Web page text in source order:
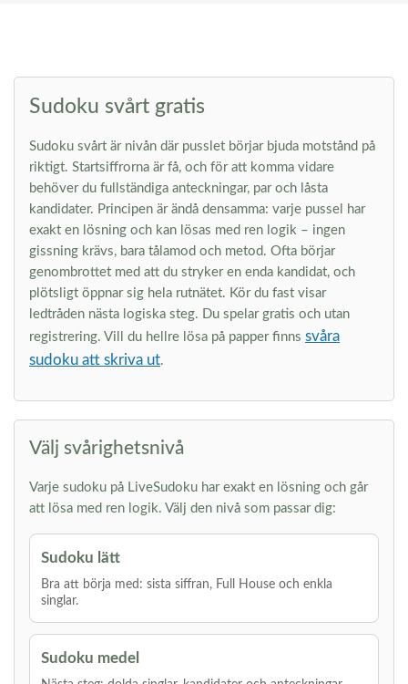
Sudoku svårt gratis
Sudoku svårt är nivån där pusslet börjar bjuda motstånd på
riktigt. Startsiffrorna är få, och för att komma vidare
behöver du fullständiga anteckningar, par och låsta
kandidater. Principen är ändå densamma: varje pussel har
exakt en lösning och kan lösas med ren logik – ingen
gissning krävs, bara tålamod och metod. Ofta börjar
genombrottet med att du stryker en enda kandidat, och
plötsligt öppnar sig hela rutnätet. Kör du fast visar
ledtråden nästa logiska steg. Du spelar gratis och utan
registrering. Vill du hellre lösa på papper finns svåra
sudoku att skriva ut.
Välj svårighetsnivå
Varje sudoku på LiveSudoku har exakt en lösning och går
att lösa med ren logik. Välj den nivå som passar dig:
Sudoku lätt
Bra att börja med: sista siffran, Full House och enkla
singlar.
Sudoku medel